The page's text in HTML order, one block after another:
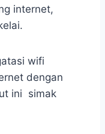
internet,
wifi
dengan
ini simak